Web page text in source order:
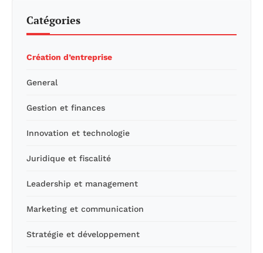
Catégories
Création d’entreprise
General
Gestion et finances
Innovation et technologie
Juridique et fiscalité
Leadership et management
Marketing et communication
Stratégie et développement